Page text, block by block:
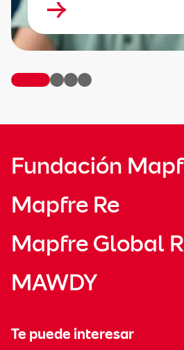
Fundación
Mapfre Re
Mapfre Global
MAWDY
Te puede interesar